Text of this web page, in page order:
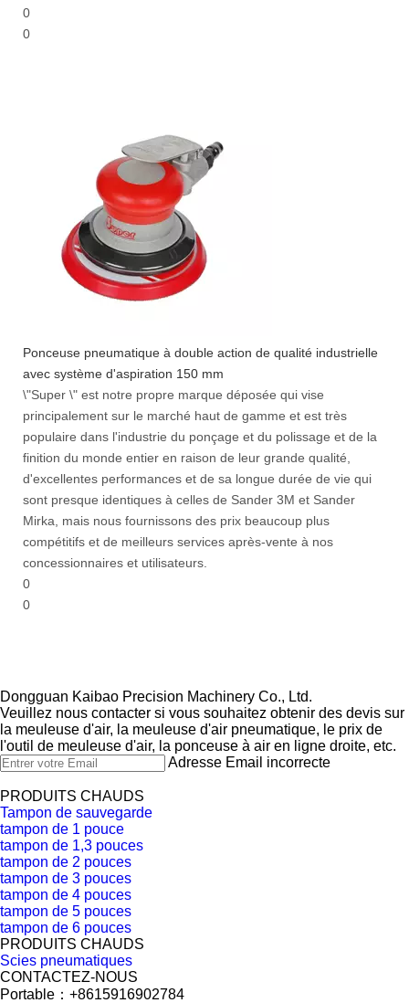
0
0
Ponceuse pneumatique à double action de qualité industrielle
avec système d'aspiration 150 mm
\"Super \" est notre propre marque déposée qui vise
principalement sur le marché haut de gamme et est très
populaire dans l'industrie du ponçage et du polissage et de la
finition du monde entier en raison de leur grande qualité,
d'excellentes performances et de sa longue durée de vie qui
sont presque identiques à celles de Sander 3M et Sander
Mirka, mais nous fournissons des prix beaucoup plus
compétitifs et de meilleurs services après-vente à nos
concessionnaires et utilisateurs.
0
0
Dongguan Kaibao Precision Machinery Co., Ltd.​​​​​​​
Veuillez nous contacter si vous souhaitez obtenir des devis sur
la meuleuse d'air, la meuleuse d'air pneumatique, le prix de
l'outil de meuleuse d'air, la ponceuse à air en ligne droite, etc.
Adresse Email incorrecte
PRODUITS CHAUDS
Tampon de sauvegarde
tampon de 1 pouce
tampon de 1,3 pouces
tampon de 2 pouces
tampon de 3 pouces
tampon de 4 pouces
tampon de 5 pouces
tampon de 6 pouces
PRODUITS CHAUDS
Scies pneumatiques
CONTACTEZ-NOUS
Portable：+8615916902784